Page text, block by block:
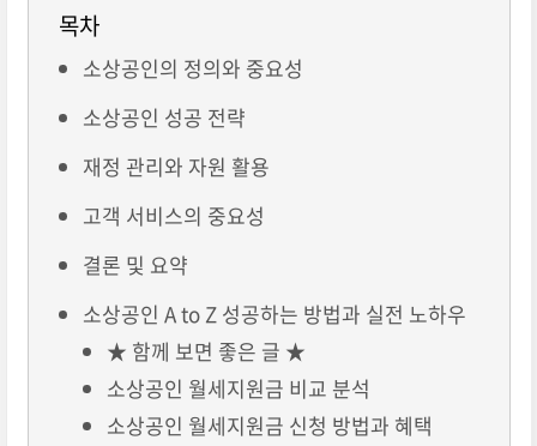
목차
소상공인의 정의와 중요성
소상공인 성공 전략
재정 관리와 자원 활용
고객 서비스의 중요성
결론 및 요약
소상공인 A to Z 성공하는 방법과 실전 노하우
★ 함께 보면 좋은 글 ★
소상공인 월세지원금 비교 분석
소상공인 월세지원금 신청 방법과 혜택